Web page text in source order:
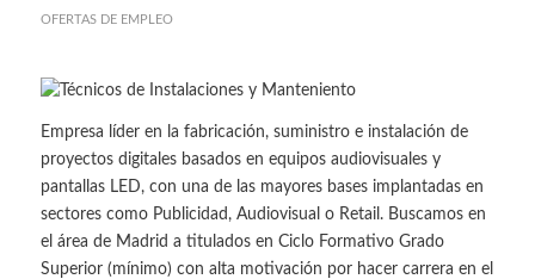
OFERTAS DE EMPLEO
Empresa líder en la fabricación, suministro e instalación de
proyectos digitales basados en equipos audiovisuales y
pantallas LED, con una de las mayores bases implantadas en
sectores como Publicidad, Audiovisual o Retail. Buscamos en
el área de Madrid a titulados en Ciclo Formativo Grado
Superior (mínimo) con alta motivación por hacer carrera en el